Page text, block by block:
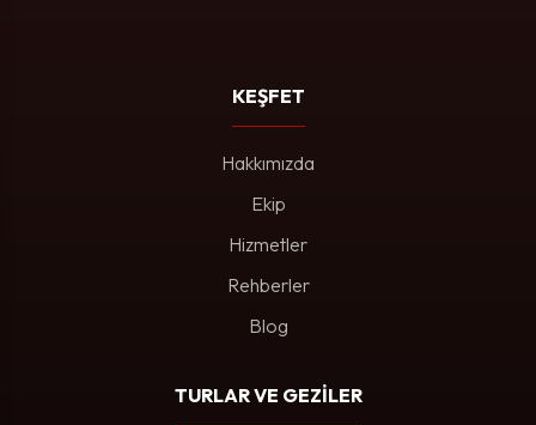
KEŞFET
Hakkımızda
Ekip
Hizmetler
Rehberler
Blog
TURLAR VE GEZİLER